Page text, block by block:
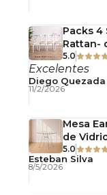
Packs 4
Rattan-
5.0
Excelentes
Diego Quezada
11/2/2026
Mesa
de
5.0
Esteban Silva
8/5/2026